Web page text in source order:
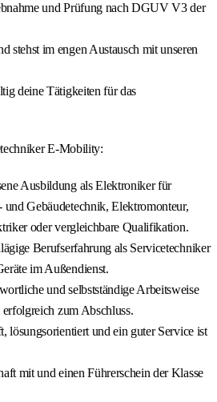
und Prüfung nach DGUV V3 der
stehst im engen Austausch mit unseren
deine Tätigkeiten für das
E-Mobility:
Ausbildung als Elektroniker für
und Gebäudetechnik, Elektromonteur,
oder vergleichbare Qualifikation.
Berufserfahrung als Servicetechniker
im Außendienst.
und selbstständige Arbeitsweise
zum Abschluss.
lösungsorientiert und ein guter Service ist
mit und einen Führerschein der Klasse